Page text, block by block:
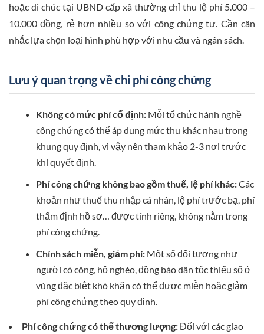
hoặc di chúc tại UBND cấp xã thường chỉ thu lệ phí 5.000 –
10.000 đồng, rẻ hơn nhiều so với công chứng tư. Cần cân
nhắc lựa chọn loại hình phù hợp với nhu cầu và ngân sách.
Lưu ý quan trọng về chi phí công chứng
Không có mức phí cố định:Mỗi tổ chức hành nghề
công chứng có thể áp dụng mức thu khác nhau trong
khung quy định, vì vậy nên tham khảo 2-3 nơi trước
khi quyết định.
Phí công chứng không bao gồm thuế, lệ phí khác:Các
khoản như thuế thu nhập cá nhân, lệ phí trước bạ, phí
thẩm định hồ sơ… được tính riêng, không nằm trong
phí công chứng.
Chính sách miễn, giảm phí:Một số đối tượng như
người có công, hộ nghèo, đồng bào dân tộc thiểu số ở
vùng đặc biệt khó khăn có thể được miễn hoặc giảm
phí công chứng theo quy định.
Phí công chứng có thể thương lượng:Đối với các giao